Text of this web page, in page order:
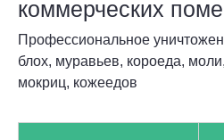
коммерческих
Профессиональное
блох, муравьев, короеда,
мокриц, кожеедов